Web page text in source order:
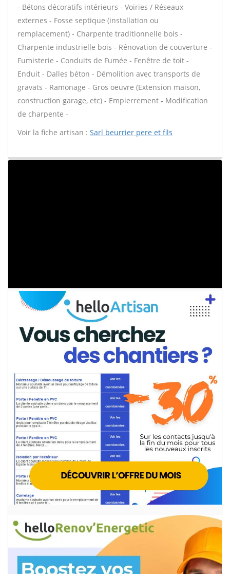
- Bétons décoratifs intérieurs - Voiries / Réseaux
externes - Fosse septique (installation ou
remplacement) - Charpente traditionnelle bois -
Charpente industrielle bois - Rénovation de couverture -
Fumisterie - Conduits de Fumée - Fenêtre de toit -
Enduit - Dalles béton - Démolition avec transports de
gravats - Ramonage - Gros oeuvre (Extension maison,
construction garage, etc) - Empierrement - Modification
de charpente -
Voir la fiche artisan : Sarl beurrier pere et fils